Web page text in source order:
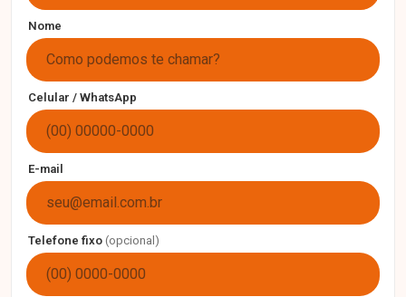
Nome
Celular / WhatsApp
E-mail
Telefone fixo (opcional)